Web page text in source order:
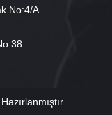
No:4/A